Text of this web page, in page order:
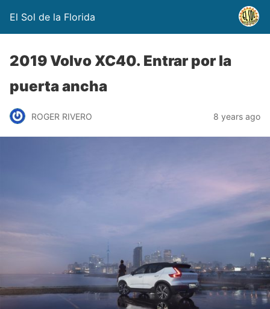
El Sol de la Florida
2019 Volvo XC40. Entrar por la
puerta ancha
ROGER RIVERO 8 years ago